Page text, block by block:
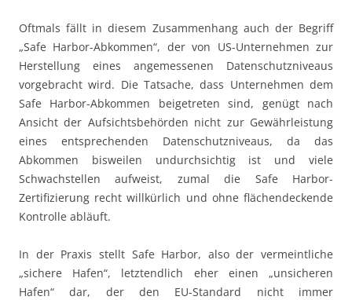
Oftmals fällt in diesem Zusammenhang auch der Begriff
„Safe Harbor-Abkommen“, der von US-Unternehmen zur
Herstellung eines angemessenen Datenschutzniveaus
vorgebracht wird. Die Tatsache, dass Unternehmen dem
Safe Harbor-Abkommen beigetreten sind, genügt nach
Ansicht der Aufsichtsbehörden nicht zur Gewährleistung
eines entsprechenden Datenschutzniveaus, da das
Abkommen bisweilen undurchsichtig ist und viele
Schwachstellen aufweist, zumal die Safe Harbor-
Zertifizierung recht willkürlich und ohne flächendeckende
Kontrolle abläuft.
In der Praxis stellt Safe Harbor, also der vermeintliche
„sichere Hafen“, letztendlich eher einen „unsicheren
Hafen“ dar, der den EU-Standard nicht immer